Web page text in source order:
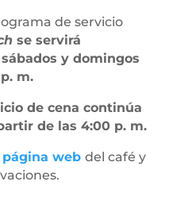
de servicio
se servirá
y domingos
m.
de cena continúa
de las 4:00 p. m.
página web del café y